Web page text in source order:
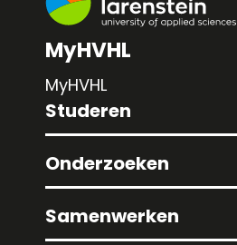
MyHVHL
MyHVHL
Studeren
Onderzoeken
Samenwerken